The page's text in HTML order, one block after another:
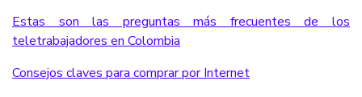
Estas son las preguntas más frecuentes de los
teletrabajadores en Colombia
Consejos claves para comprar por Internet